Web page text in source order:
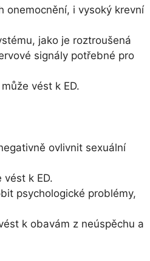
onemocnění, i vysoký krevní
jako je roztroušená
signály potřebné pro
vést k ED.
ovlivnit sexuální
k ED.
psychologické problémy,
k obavám z neúspěchu a